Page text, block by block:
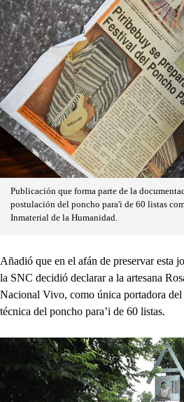
Publicación que forma parte de la
postulación del poncho para'i de 60 listas
Inmaterial de la Humanidad.
Añadió que en el afán de preservar esta
la SNC decidió declarar a la artesana
Nacional Vivo, como única portadora del
técnica del poncho para’i de 60 listas.